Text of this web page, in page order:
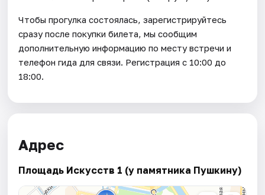
Чтобы прогулка состоялась, зарегистрируйтесь
сразу после покупки билета, мы сообщим
дополнительную информацию по месту встречи и
телефон гида для связи. Регистрация с 10:00 до
18:00.
Адрес
Площадь Искусств 1 (у памятника Пушкину)